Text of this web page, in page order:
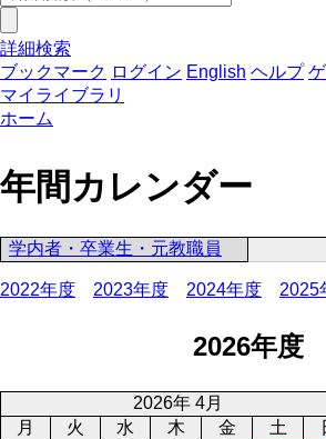
詳細検索
ブックマーク ログイン English ヘルプ
マイライブラリ
ホーム
年間カレンダー
学内者・卒業生・元教職員
2022年度 2023年度 2024年度 2025
2026年度
2026年 4月
月
火 水 木 金 土